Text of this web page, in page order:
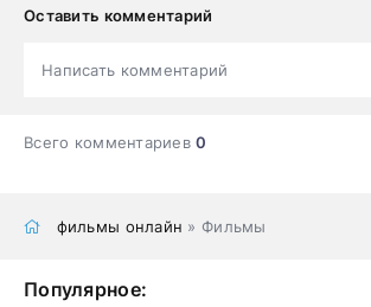
Оставить комментарий
Написать комментарий
Всего комментариев0
фильмы онлайн » Фильмы
Популярное: